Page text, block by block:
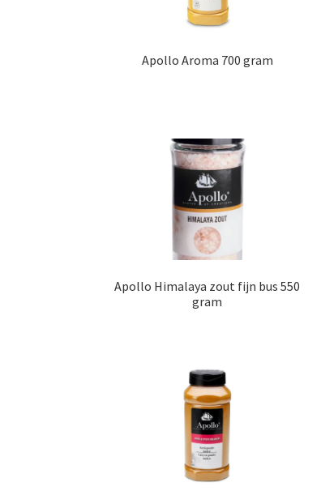
Apollo Aroma 700 gram
Apollo Himalaya zout fijn bus 550
gram